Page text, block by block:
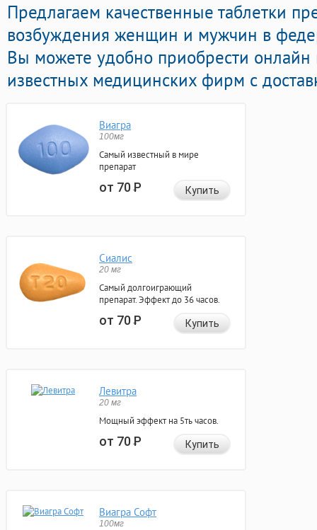
Предлагаем качественные таблетки
возбуждения женщин и мужчин в
Вы можете удобно приобрести
известных медицинских фирм с
Виагра
100мг
Самый известный в мире
препарат
от 70Р Купить
Сиалис
20 мг
Самый долгоиграющий
препарат. Эффект до 36 часов.
от 70Р Купить
Левитра
20 мг
Мощный эффект на 5ть часов.
от 70Р Купить
Виагра Софт
100мг